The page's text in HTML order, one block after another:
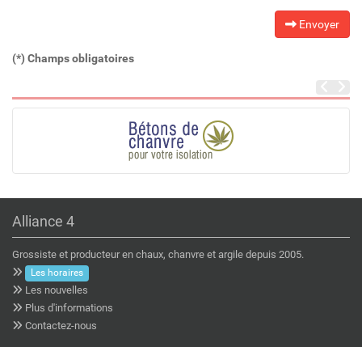
Envoyer
(*) Champs obligatoires
Alliance 4
Grossiste et producteur en chaux, chanvre et argile depuis 2005.
Les horaires
Les nouvelles
Plus d'informations
Contactez-nous